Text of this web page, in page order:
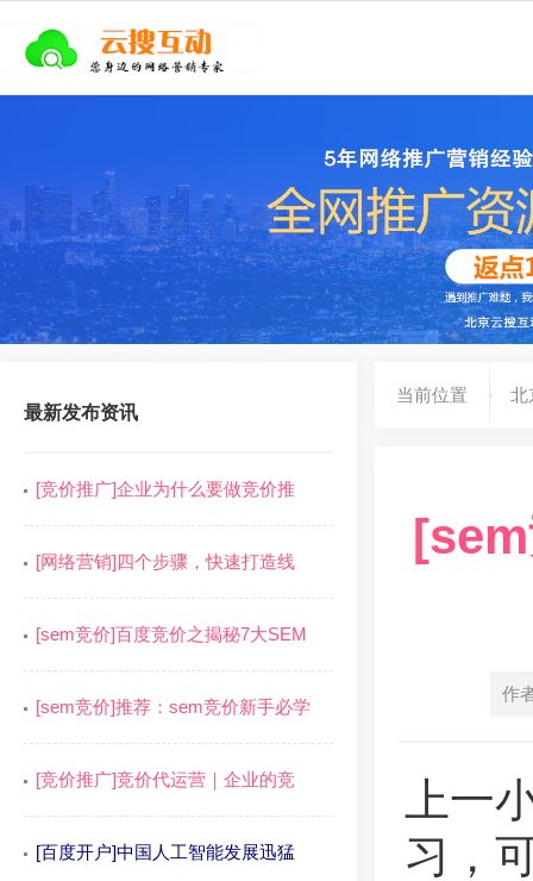
最新发布资讯
[竞价推广]企业为什么要做竞价推
[网络营销]四个步骤，快速打造线
[sem竞价]百度竞价之揭秘7大SEM
[sem竞价]推荐：sem竞价新手必学
[竞价推广]竞价代运营｜企业的竞
[百度开户]中国人工智能发展迅猛
当前位置 北
作
上一
习，